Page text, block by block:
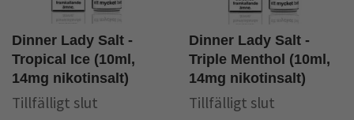
Dinner Lady Salt -
Tropical Ice (10ml,
14mg nikotinsalt)
Tillfälligt slut
Dinner Lady Salt -
Triple Menthol (10ml,
14mg nikotinsalt)
Tillfälligt slut